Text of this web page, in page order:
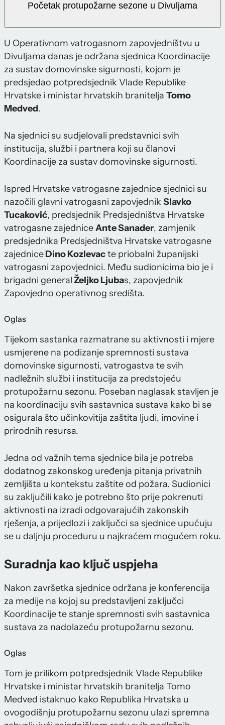
Početak protupožarne sezone u Divuljama
U Operativnom vatrogasnom zapovjedništvu u
Divuljama danas je održana sjednica Koordinacije
za sustav domovinske sigurnosti, kojom je
predsjedao potpredsjednik Vlade Republike
Hrvatske i ministar hrvatskih branitelja Tomo
Medved.
Na sjednici su sudjelovali predstavnici svih
institucija, službi i partnera koji su članovi
Koordinacije za sustav domovinske sigurnosti.
Ispred Hrvatske vatrogasne zajednice sjednici su
nazočili glavni vatrogasni zapovjednik Slavko
Tucaković, predsjednik Predsjedništva Hrvatske
vatrogasne zajedniceAnte Sanader, zamjenik
predsjednika Predsjedništva Hrvatske vatrogasne
zajedniceDino Kozlevacte priobalni županijski
vatrogasni zapovjednici. Među sudionicima bio je i
brigadni generalŽeljko Ljubas, zapovjednik
Zapovjedno operativnog središta.
Oglas
Tijekom sastanka razmatrane su aktivnosti i mjere
usmjerene na podizanje spremnosti sustava
domovinske sigurnosti, vatrogastva te svih
nadležnih službi i institucija za predstojeću
protupožarnu sezonu. Poseban naglasak stavljen je
na koordinaciju svih sastavnica sustava kako bi se
osigurala što učinkovitija zaštita ljudi, imovine i
prirodnih resursa.
Jedna od važnih tema sjednice bila je potreba
dodatnog zakonskog uređenja pitanja privatnih
zemljišta u kontekstu zaštite od požara. Sudionici
su zaključili kako je potrebno što prije pokrenuti
aktivnosti na izradi odgovarajućih zakonskih
rješenja, a prijedlozi i zaključci sa sjednice upućuju
se u daljnju proceduru u najkraćem mogućem roku.
Suradnja kao ključ uspjeha
Nakon završetka sjednice održana je konferencija
za medije na kojoj su predstavljeni zaključci
Koordinacije te stanje spremnosti svih sastavnica
sustava za nadolazeću protupožarnu sezonu.
Oglas
Tom je prilikom potpredsjednik Vlade Republike
Hrvatske i ministar hrvatskih branitelja Tomo
Medved istaknuo kako Republika Hrvatska u
ovogodišnju protupožarnu sezonu ulazi spremna